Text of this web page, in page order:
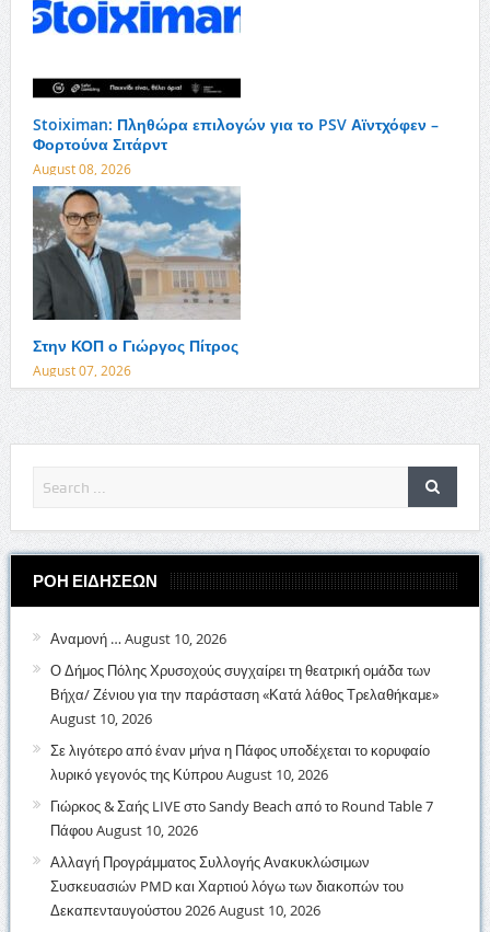
Stoiximan: Πληθώρα επιλογών για το PSV Αϊντχόφεν –
Φορτούνα Σιτάρντ
August 08, 2026
Στην ΚΟΠ ο Γιώργος Πίτρος
August 07, 2026
ΡΟΗ ΕΙΔΗΣΕΩΝ
Αναμονή … August 10, 2026
Ο Δήμος Πόλης Χρυσοχούς συγχαίρει τη θεατρική ομάδα των
Βήχα/ Ζένιου για την παράσταση «Κατά λάθος Τρελαθήκαμε»
August 10, 2026
Σε λιγότερο από έναν μήνα η Πάφος υποδέχεται το κορυφαίο
λυρικό γεγονός της ΚύπρουAugust 10, 2026
Γιώρκος & Σαής LIVE στο Sandy Beach από το Round Table 7
ΠάφουAugust 10, 2026
Αλλαγή Προγράμματος Συλλογής Ανακυκλώσιμων
Συσκευασιών PMD και Χαρτιού λόγω των διακοπών του
Δεκαπενταυγούστου 2026August 10, 2026